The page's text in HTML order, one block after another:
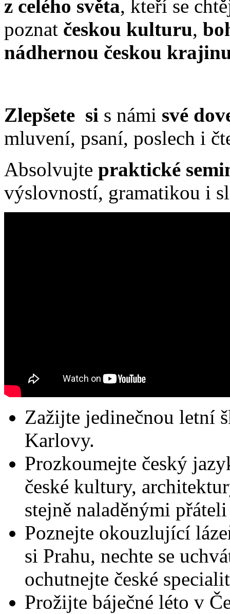
z celého světa, kteří se
poznat českou kulturu,
nádhernou českou
Zlepšete si s námi své
mluvení, psaní, poslech i
Absolvujte praktické
výslovností, gramatikou i
Zažijte jedinečnou letní
Karlovy.
Prozkoumejte český
české kultury,
stejně naladěnými
Poznejte okouzlující
si Prahu, nechte se
ochutnejte české
Prožijte báječné léto v